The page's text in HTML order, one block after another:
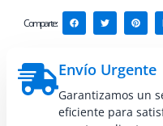
Comparte:
Envío Urgente
Garantizamos un
eficiente para